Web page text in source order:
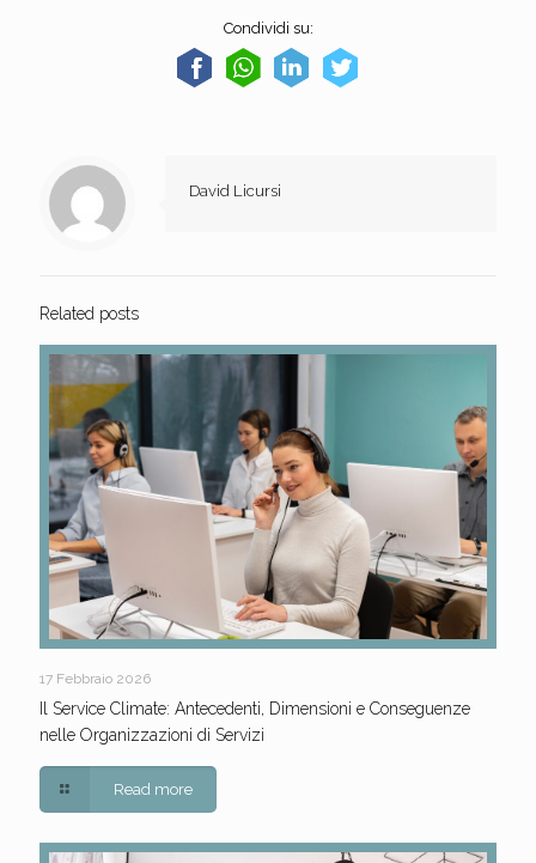
Condividi su:
David Licursi
Related posts
17 Febbraio 2026
Il Service Climate: Antecedenti, Dimensioni e Conseguenze
nelle Organizzazioni di Servizi
Read more